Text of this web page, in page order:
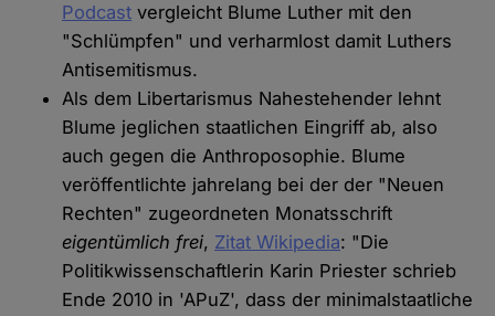
Podcast vergleicht Blume Luther mit den
"Schlümpfen" und verharmlost damit Luthers
Antisemitismus.
Als dem Libertarismus Nahestehender lehnt
Blume jeglichen staatlichen Eingriff ab, also
auch gegen die Anthroposophie. Blume
veröffentlichte jahrelang bei der der "Neuen
Rechten" zugeordneten Monatsschrift
eigentümlich frei, Zitat Wikipedia: "Die
Politikwissenschaftlerin Karin Priester schrieb
Ende 2010 in 'APuZ', dass der minimalstaatliche